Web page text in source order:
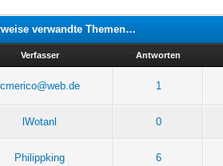
verwandte Themen…
Verfasser Antworten
cmerico@web.de 1
lWotanl 0
Philippking 6